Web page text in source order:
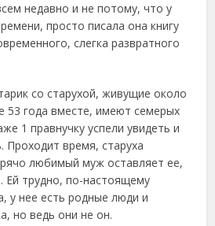
недавно и не потому, что у
просто писала она книгу
слегка развратного
со старухой, живущие около
53 года вместе, имеют семерых
1 правнучку успели увидеть и
Проходит время, старуха
любимый муж оставляет ее,
Ей трудно, по-настоящему
у нее есть родные люди и
но ведь они не он.